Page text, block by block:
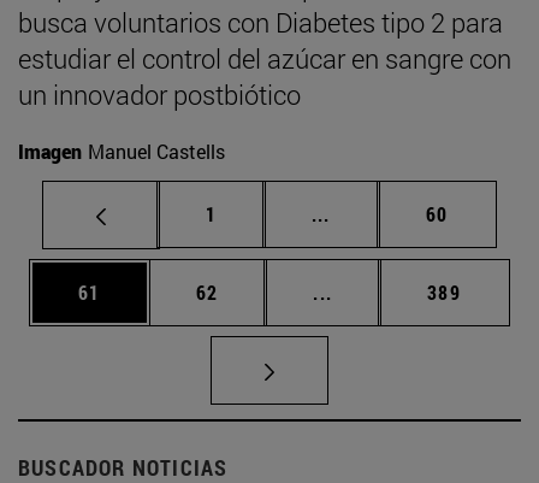
busca voluntarios con Diabetes tipo 2 para
estudiar el control del azúcar en sangre con
un innovador postbiótico
Imagen Manuel Castells
Página
1 ... Páginas intermedias
Página
60
Página
61 Página
62 ... Páginas intermedias
Página
389
BUSCADOR NOTICIAS